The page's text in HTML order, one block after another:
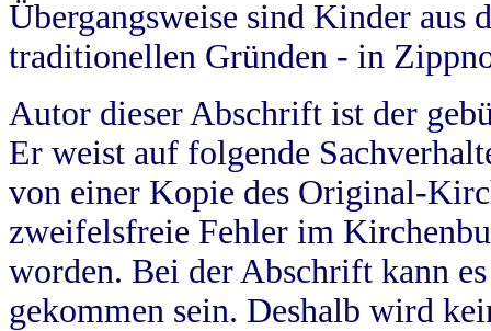
Übergangsweise sind Kinder aus
traditionellen Gründen - in
Autor dieser Abschrift ist der
Er weist auf folgende
von einer Kopie des Original-
zweifelsfreie Fehler im
worden. Bei der Abschrift kann
gekommen sein. Deshalb wird